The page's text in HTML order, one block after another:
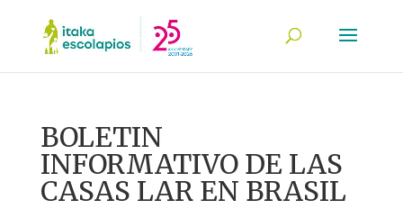
BOLETIN
INFORMATIVO DE LAS
CASAS LAR EN BRASIL